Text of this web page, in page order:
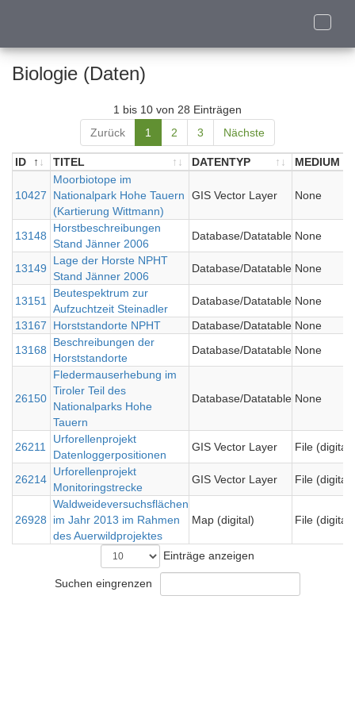
Toggle
Biologie (Daten)
1 bis 10 von 28 Einträgen
Zurück
1 2 3 Nächste
ID TITEL DATENTYP
MEDIUM
TITEL
10427
Moorbiotope im
Nationalpark Hohe Tauern
(Kartierung Wittmann)
GIS Vector Layer None
13148
Horstbeschreibungen
Stand Jänner 2006
Database/Datatable None
13149
Lage der Horste NPHT
Stand Jänner 2006
Database/Datatable None
13151
Beutespektrum zur
Aufzuchtzeit Steinadler
Database/Datatable None
13167
Horststandorte NPHT Database/Datatable None
13168
Beschreibungen der
Horststandorte
Database/Datatable None
26150
Fledermauserhebung im
Tiroler Teil des
Nationalparks Hohe
Tauern
Database/Datatable None
26211
Urforellenprojekt
Datenloggerpositionen
GIS Vector Layer File (digital)
26214
Urforellenprojekt
Monitoringstrecke
GIS Vector Layer File (digital)
26928
Waldweideversuchsflächen
im Jahr 2013 im Rahmen
des Auerwildprojektes
Map (digital) File (digital)
Einträge anzeigen
Suchen eingrenzen